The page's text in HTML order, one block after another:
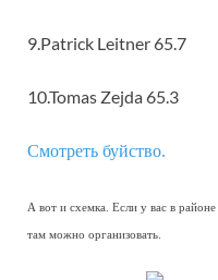
9.Patrick Leitner 65.7
10.Tomas Zejda 65.3
Смотреть буйство.
А вот и схемка. Если у вас в
там можно организовать.